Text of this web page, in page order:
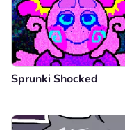
Sprunki Shocked